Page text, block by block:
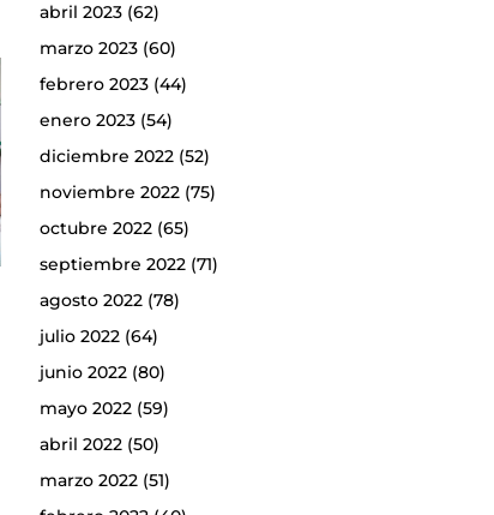
abril 2023(62)
marzo 2023(60)
febrero 2023(44)
enero 2023(54)
diciembre 2022(52)
noviembre 2022(75)
octubre 2022(65)
septiembre 2022(71)
agosto 2022(78)
julio 2022(64)
junio 2022(80)
mayo 2022(59)
abril 2022(50)
marzo 2022(51)